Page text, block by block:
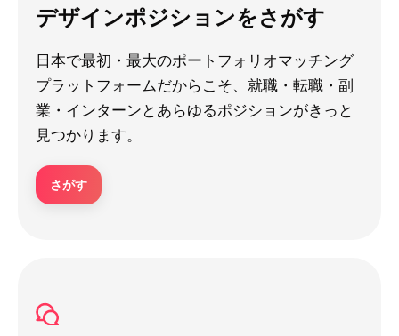
デザインポジションをさがす
日本で最初・最大のポートフォリオマッチング
プラットフォームだからこそ、就職・転職・副
業・インターンとあらゆるポジションがきっと
見つかります。
さがす